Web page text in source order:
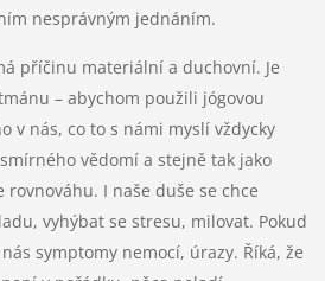
nesprávným jednáním.
příčinu materiální a duchovní. Je
– abychom použili jógovou
v nás, co to s námi myslí vždycky
vědomí a stejně tak jako
I naše duše se chce
vyhýbat se stresu, milovat. Pokud
symptomy nemocí, úrazy. Říká, že